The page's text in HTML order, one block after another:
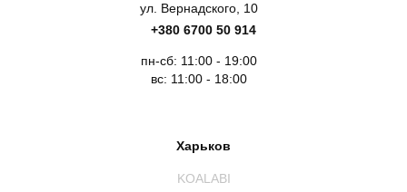
ул. Вернадского, 10
+380 6700 50 914
пн-сб: 11:00 - 19:00
вс: 11:00 - 18:00
Харьков
KOALABI